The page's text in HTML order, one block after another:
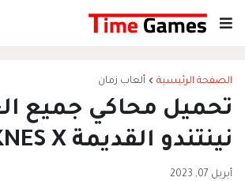
الصفحة الرئيسية ألعاب زمان
تحميل محاكي جميع
نينتندو القديمة ROCKNES X
أبريل 07, 2023